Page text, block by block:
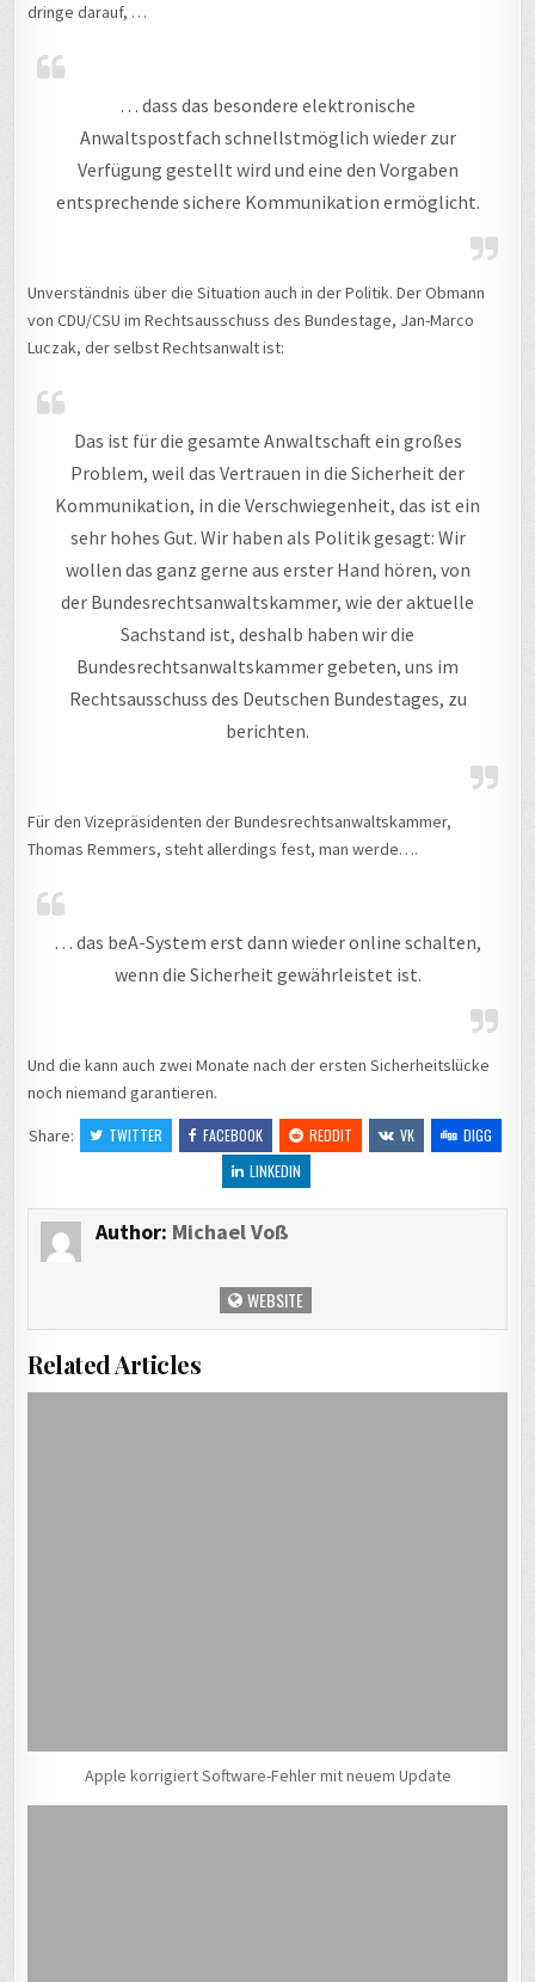
dringe darauf, …
… dass das besondere elektronische
Anwaltspostfach schnellstmöglich wieder zur
Verfügung gestellt wird und eine den Vorgaben
entsprechende sichere Kommunikation ermöglicht.
Unverständnis über die Situation auch in der Politik. Der Obmann
von CDU/CSU im Rechtsausschuss des Bundestage, Jan-Marco
Luczak, der selbst Rechtsanwalt ist:
Das ist für die gesamte Anwaltschaft ein großes
Problem, weil das Vertrauen in die Sicherheit der
Kommunikation, in die Verschwiegenheit, das ist ein
sehr hohes Gut. Wir haben als Politik gesagt: Wir
wollen das ganz gerne aus erster Hand hören, von
der Bundesrechtsanwaltskammer, wie der aktuelle
Sachstand ist, deshalb haben wir die
Bundesrechtsanwaltskammer gebeten, uns im
Rechtsausschuss des Deutschen Bundestages, zu
berichten.
Für den Vizepräsidenten der Bundesrechtsanwaltskammer,
Thomas Remmers, steht allerdings fest, man werde….
… das beA-System erst dann wieder online schalten,
wenn die Sicherheit gewährleistet ist.
Und die kann auch zwei Monate nach der ersten Sicherheitslücke
noch niemand garantieren.
Share:
TWITTER FACEBOOK REDDIT VK
DIGG
LINKEDIN
Author: Michael Voß
WEBSITE
Related Articles
Apple korrigiert Software-Fehler mit neuem Update